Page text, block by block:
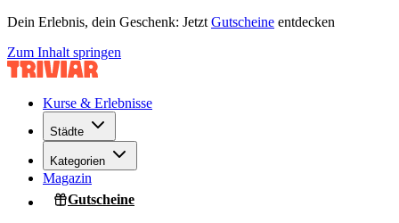
Dein Erlebnis, dein Geschenk: Jetzt Gutscheine entdecken
Zum Inhalt springen
Kurse & Erlebnisse
Städte
Kategorien
Magazin
Gutscheine